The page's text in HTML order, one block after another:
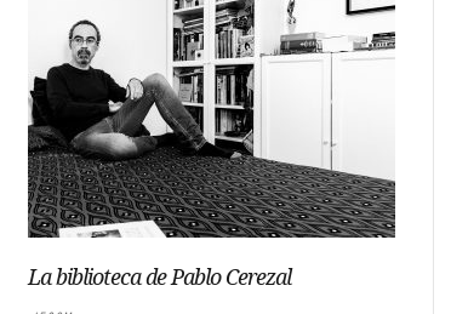
La biblioteca de Pablo Cerezal